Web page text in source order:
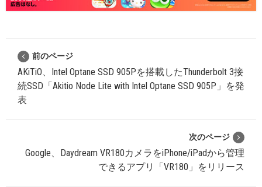
前のページ
AKiTiO、Intel Optane SSD 905Pを搭載したThunderbolt 3接
続SSD「Akitio Node Lite with Intel Optane SSD 905P」を発
表
次のページ
Google、Daydream VR180カメラをiPhone/iPadから管理
できるアプリ「VR180」をリリース